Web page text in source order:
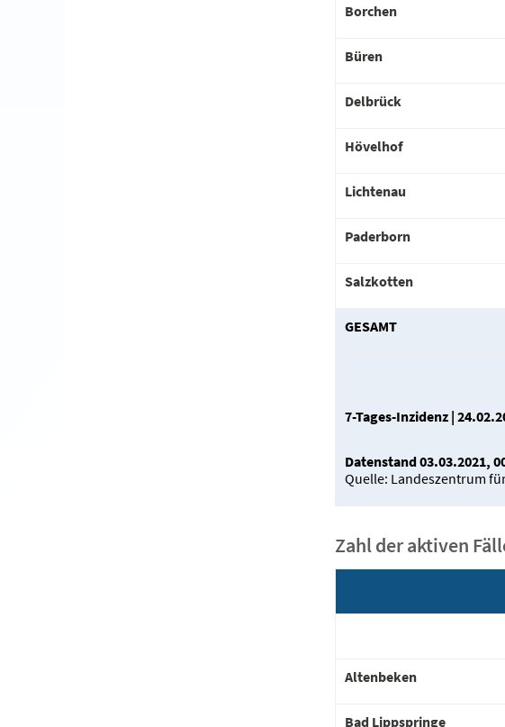
Borchen
Büren
Delbrück
Hövelhof
Lichtenau
Paderborn
Salzkotten
GESAMT
7-Tages-Inzidenz |
Datenstand 03.03.2021,
Quelle: Landeszentrum
Zahl der aktiven
Altenbeken
Bad Lippspringe